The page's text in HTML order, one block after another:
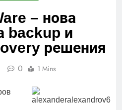
– нова
backup и
решения
0 1 Mins